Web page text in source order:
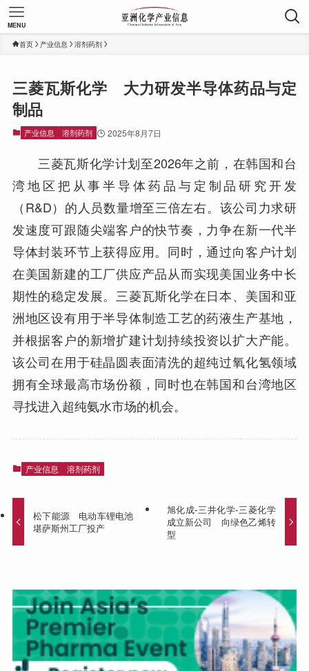
MENU
首页 产业信息 溶剂药剂
三菱瓦斯化学 大力研发半导体药品与定
制品
产业信息 溶剂药剂 2025年8月7日
三菱瓦斯化学计划至2026年之前，在韩国和台
湾地区把从事半导体药品与定制品研究开发
（R&D）的人员数量增至三倍左右。该公司力求研
发速度可跟随尖端客户的快节奏，力争在新一代半
导体封装环节上获得应用。同时，通过向客户计划
在美国新建的工厂供应产品从而实现美国业务中长
期性的稳定发展。三菱瓦斯化学在日本、美国和亚
洲地区设有用于半导体制造工艺的药液生产基地，
并根据客户的新增扩建计划持续投资以扩大产能。
该公司在用于硅晶圆表面清洗的超纯过氧化氢领域
拥有全球最高市场份额，同时也在韩国和台湾地区
寻找进入超纯氨水市场的机会。
产业信息 溶剂药剂
松下能源 电动车锂电池
堪萨斯州工厂投产
旭化成-三井化学-三菱化学
成立新公司 向绿色乙烯转
型